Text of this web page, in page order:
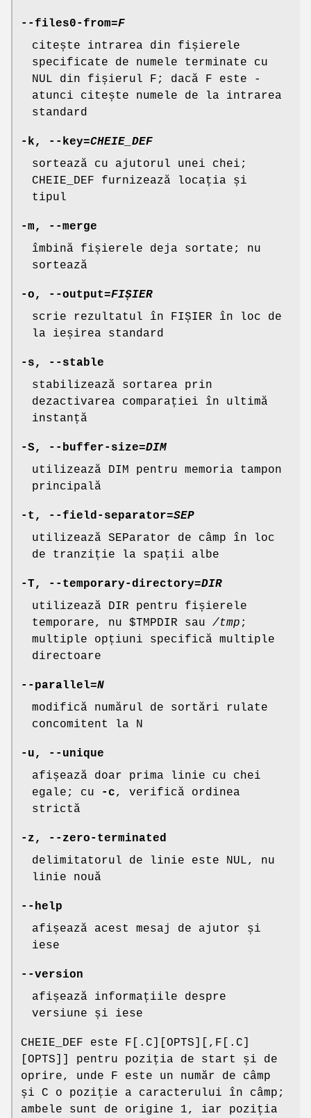
--files0-from=F
citește intrarea din fișierele
specificate de numele terminate cu
NUL din fișierul F; dacă F este -
atunci citește numele de la intrarea
standard
-k , --key=CHEIE_DEF
sortează cu ajutorul unei chei;
CHEIE_DEF furnizează locația și
tipul
-m ,
--merge
îmbină fișierele deja sortate; nu
sortează
-o , --output=FIȘIER
scrie rezultatul în FIȘIER în loc de
la ieșirea standard
-s ,
--stable
stabilizează sortarea prin
dezactivarea comparației în ultimă
instanță
-S , --buffer-size=DIM
utilizează DIM pentru memoria tampon
principală
-t , --field-separator=SEP
utilizează SEParator de câmp în loc
de tranziție la spații albe
-T, --temporary-directory=DIR
utilizează DIR pentru fișierele
temporare, nu $TMPDIR sau /tmp ;
multiple opțiuni specifică multiple
directoare
--parallel=N
modifică numărul de sortări rulate
concomitent la N
-u ,
--unique
afișează doar prima linie cu chei
egale; cu
-c, verifică ordinea
strictă
-z ,
--zero-terminated
delimitatorul de linie este NUL, nu
linie nouă
--help
afișează acest mesaj de ajutor și
iese
--version
afișează informațiile despre
versiune și iese
CHEIE_DEF este F[.C][OPTS][,F[.C]
[OPTS]] pentru poziția de start și de
oprire, unde F este un număr de câmp
și C o poziție a caracterului în câmp;
ambele sunt de origine 1, iar poziția